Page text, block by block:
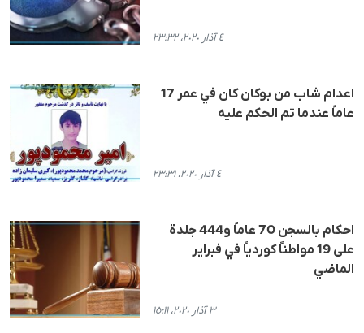
٤ آذار ٢٠٢٠، ٢٣:٣٢
اعدام شاب من بوكان كان في عمر 17
عاماً عندما تم الحكم عليه
٤ آذار ٢٠٢٠، ٢٣:٣١
احكام بالسجن 70 عاماً و444 جلدة
على 19 مواطناً كوردياً في فبراير
الماضي
٣ آذار ٢٠٢٠، ١٥:١١